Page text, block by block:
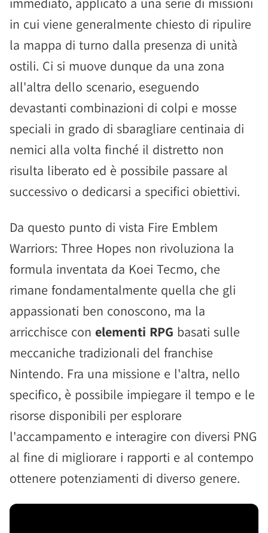
in cui viene generalmente chiesto di ripulire
la mappa di turno dalla presenza di unità
ostili. Ci si muove dunque da una zona
all'altra dello scenario, eseguendo
devastanti combinazioni di colpi e mosse
speciali in grado di sbaragliare centinaia di
nemici alla volta finché il distretto non
risulta liberato ed è possibile passare al
successivo o dedicarsi a specifici obiettivi.
Da questo punto di vista Fire Emblem
Warriors: Three Hopes non rivoluziona la
formula inventata da Koei Tecmo, che
rimane fondamentalmente quella che gli
appassionati ben conoscono, ma la
arricchisce con elementi RPG basati sulle
meccaniche tradizionali del franchise
Nintendo. Fra una missione e l'altra, nello
specifico, è possibile impiegare il tempo e le
risorse disponibili per esplorare
l'accampamento e interagire con diversi PNG
al fine di migliorare i rapporti e al contempo
ottenere potenziamenti di diverso genere.